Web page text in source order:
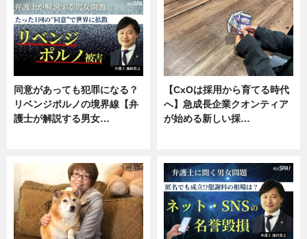
同意があっても犯罪になる？
リベンジポルノの境界線【弁
護士が解説する男女…
【CxOは採用から育てる時代
へ】急成長企業クオンティア
が始める新しい採…